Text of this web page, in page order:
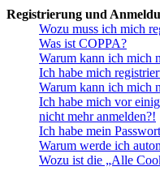
Registrierung und
Wozu muss ich mich
Was ist COPPA?
Warum kann ich mich
Ich habe mich
Warum kann ich mich
Ich habe mich vor
nicht mehr anmelden?!
Ich habe mein
Warum werde ich
Wozu ist die „Alle